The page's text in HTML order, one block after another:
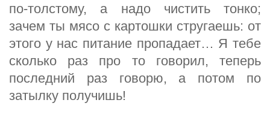
по-толстому, а надо чистить тонко;
зачем ты мясо с картошки стругаешь: от
этого у нас питание пропадает… Я тебе
сколько раз про то говорил, теперь
последний раз говорю, а потом по
затылку получишь!